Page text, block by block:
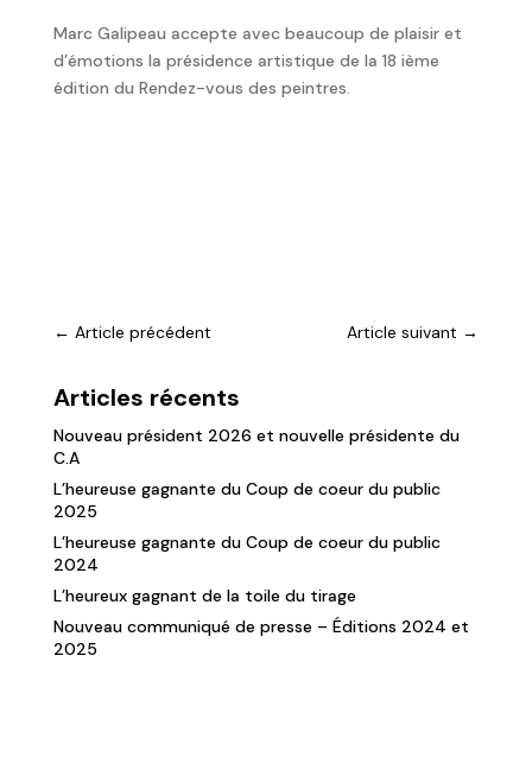
Marc Galipeau accepte avec beaucoup de plaisir et
d’émotions la présidence artistique de la 18 ième
édition du Rendez-vous des peintres.
← Article précédent Article suivant →
Articles récents
Nouveau président 2026 et nouvelle présidente du
C.A
L’heureuse gagnante du Coup de coeur du public
2025
L’heureuse gagnante du Coup de coeur du public
2024
L’heureux gagnant de la toile du tirage
Nouveau communiqué de presse – Éditions 2024 et
2025